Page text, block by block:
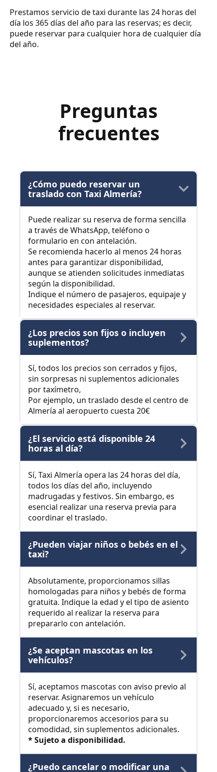
Prestamos servicio de taxi durante las 24 horas del
día los 365 días del año para las reservas; es decir,
puede reservar para cualquier hora de cualquier día
del año.
Preguntas
frecuentes
¿Cómo puedo reservar un
traslado con Taxi Almería?
Puede realizar su reserva de forma sencilla
a través de WhatsApp, teléfono o
formulario en con antelación.
Se recomienda hacerlo al menos 24 horas
antes para garantizar disponibilidad,
aunque se atienden solicitudes inmediatas
según la disponibilidad.
Indique el número de pasajeros, equipaje y
necesidades especiales al reservar.
¿Los precios son fijos o incluyen
suplementos?
Sí, todos los precios son cerrados y fijos,
sin sorpresas ni suplementos adicionales
por taxímetro,
Por ejemplo, un traslado desde el centro de
Almería al aeropuerto cuesta 20€
¿El servicio está disponible 24
horas al día?
Sí, Taxi Almería opera las 24 horas del día,
todos los días del año, incluyendo
madrugadas y festivos. Sin embargo, es
esencial realizar una reserva previa para
coordinar el traslado.
¿Pueden viajar niños o bebés en el
taxi?
Absolutamente, proporcionamos sillas
homologadas para niños y bebés de forma
gratuita. Indique la edad y el tipo de asiento
requerido al realizar la reserva para
prepararlo con antelación.
¿Se aceptan mascotas en los
vehículos?
Sí, aceptamos mascotas con aviso previo al
reservar. Asignaremos un vehículo
adecuado y, si es necesario,
proporcionaremos accesorios para su
comodidad, sin suplementos adicionales.
* Sujeto a disponibilidad.
¿Puedo cancelar o modificar una